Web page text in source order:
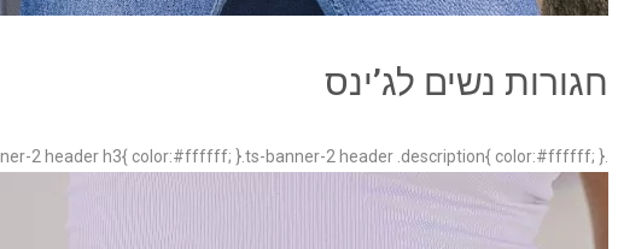
חגורות נשים לג’ינס